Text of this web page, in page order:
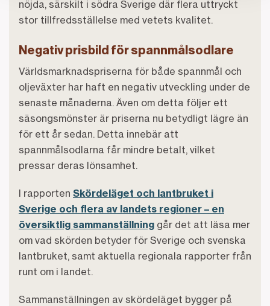
nöjda, särskilt i södra Sverige där flera uttryckt
stor tillfredsställelse med vetets kvalitet.
Negativ prisbild för spannmålsodlare
Världsmarknadspriserna för både spannmål och
oljeväxter har haft en negativ utveckling under de
senaste månaderna. Även om detta följer ett
säsongsmönster är priserna nu betydligt lägre än
för ett år sedan. Detta innebär att
spannmålsodlarna får mindre betalt, vilket
pressar deras lönsamhet.
I rapporten Skördeläget och lantbruket i
Sverige och flera av landets regioner – en
översiktlig sammanställning går det att läsa mer
om vad skörden betyder för Sverige och svenska
lantbruket, samt aktuella regionala rapporter från
runt om i landet.
Sammanställningen av skördeläget bygger på